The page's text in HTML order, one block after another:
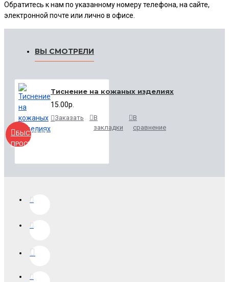
Обратитесь к нам по указанному номеру телефона, на сайте,
электронной почте или лично в офисе.
ВЫ СМОТРЕЛИ
БЫСТРЫЙ
ПРОСМОТР
Тиснение на кожаных изделиях
15.00р.
Заказать
В
закладки
В
сравнение